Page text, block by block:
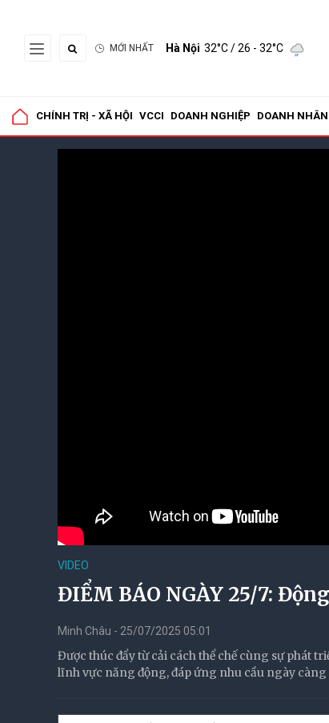
MỚI NHẤT Hà Nội 32°C/ 26 - 32°C
CHÍNH TRỊ - XÃ HỘI VCCI DOANH NGHIỆP DOANH NHÂN
VIDEO
ĐIỂM BÁO NGÀY 25/7:
Minh Châu - 25/07/2025 05:01
Được thúc đẩy từ cải cách thể chế cùng sự phát
lĩnh vực năng động, đáp ứng nhu cầu ngày